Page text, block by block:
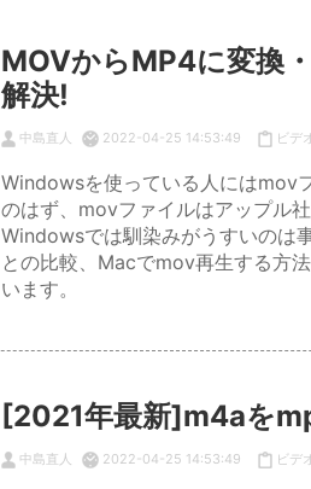
MOVからMP4に変換
解決!
中島直人 2022-04-25 14:53:49 ビデ
Windowsを使っている人にはmov
のはず、movファイルはアップル
Windowsでは馴染みがうすいのは
との比較、Macでmov再生する方
います。
[2021年最新]m4aを
中島直人 2022-04-25 14:53:49 ビデ